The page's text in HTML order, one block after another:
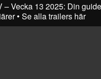
– Vecka 13 2025: Din
• Se alla trailers här